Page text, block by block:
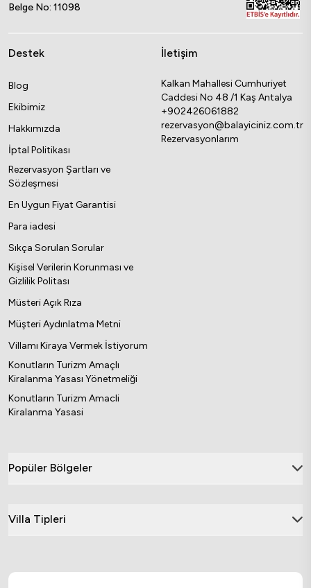
Belge No: 11098
Destek
Blog
Ekibimiz
Hakkımızda
İptal Politikası
Rezervasyon Şartları ve
Sözleşmesi
En Uygun Fiyat Garantisi
Para iadesi
Sıkça Sorulan Sorular
Kişisel Verilerin Korunması ve
Gizlilik Politası
Müsteri Açık Rıza
Müşteri Aydınlatma Metni
Villamı Kiraya Vermek İstiyorum
Konutların Turizm Amaçlı
Kiralanma Yasası Yönetmeliği
Konutların Turizm Amacli
Kiralanma Yasasi
İletişim
Kalkan Mahallesi Cumhuriyet
Caddesi No 48 /1 Kaş Antalya
+902426061882
rezervasyon@balayiciniz.com.tr
Rezervasyonlarım
Popüler Bölgeler
Villa Tipleri